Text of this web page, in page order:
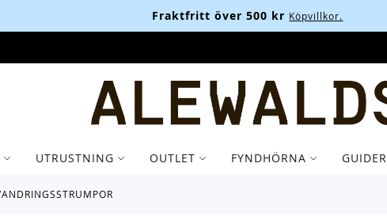
Fraktfritt över 500 kr Köpvillkor.
UTRUSTNING OUTLET FYNDHÖRNA GUIDER
VANDRINGSSTRUMPOR